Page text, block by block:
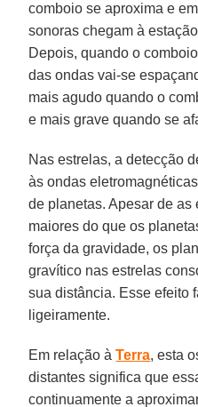
comboio se aproxima e
sonoras chegam à
Depois, quando o
das ondas vai-se
mais agudo quando o
e mais grave quando se
Nas estrelas, a detecção
às ondas
de planetas. Apesar de as
maiores do que os
força da gravidade, os
gravítico nas estrelas
sua distância. Esse efeito
ligeiramente.
Em relação àTerra, esta
distantes significa que
continuamente a